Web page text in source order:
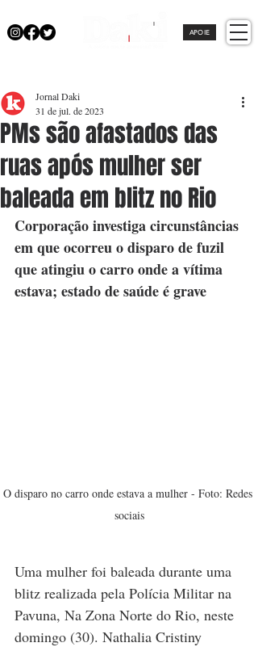
APOIE
PMs são afastados das
ruas após mulher ser
baleada em blitz no Rio
Jornal Daki
31 de jul. de 2023
Corporação investiga circunstâncias
em que ocorreu o disparo de fuzil
que atingiu o carro onde a vítima
estava; estado de saúde é grave
O disparo no carro onde estava a mulher - Foto: Redes
sociais
Uma mulher foi baleada durante uma
blitz realizada pela Polícia Militar na
Pavuna, Na Zona Norte do Rio, neste
domingo (30). Nathalia Cristiny